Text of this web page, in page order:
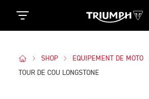
SHOP EQUIPEMENT DE MOTO
TOUR DE COU LONGSTONE